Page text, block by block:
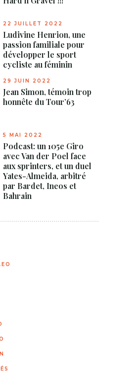
22 JUILLET 2022
Ludivine Henrion, une
passion familiale pour
développer le sport
cycliste au féminin
29 JUIN 2022
Jean Simon, témoin trop
honnête du Tour’63
5 MAI 2022
Podcast: un 105e Giro
avec Van der Poel face
aux sprinters, et un duel
Yates-Almeida, arbitré
par Bardet, Ineos et
Bahrain